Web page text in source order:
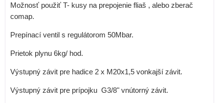
Možnosť použiť T- kusy na prepojenie fliaš , alebo zberač
comap.
Prepínací ventil s regulátorom 50Mbar.
Prietok plynu 6kg/ hod.
Výstupný závit pre hadice 2 x M20x1,5 vonkajší závit.
Výstupný závit pre prípojku G3/8" vnútorný závit.